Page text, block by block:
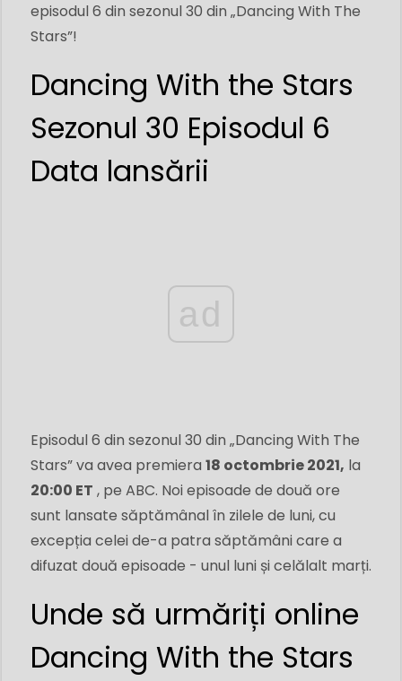
episodul 6 din sezonul 30 din „Dancing With The
Stars”!
Dancing With the Stars
Sezonul 30 Episodul 6
Data lansării
ad
Episodul 6 din sezonul 30 din „Dancing With The
Stars” va avea premiera 18 octombrie 2021, la
20:00 ET , pe ABC. Noi episoade de două ore
sunt lansate săptămânal în zilele de luni, cu
excepția celei de-a patra săptămâni care a
difuzat două episoade - unul luni și celălalt marți.
Unde să urmăriți online
Dancing With the Stars